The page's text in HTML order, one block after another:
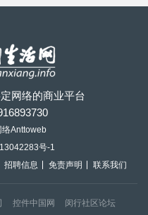
网络的商业平台
Anttoweb
号-1
招聘信息 免责声明 联系我们
控件中国网
闵行社区论坛